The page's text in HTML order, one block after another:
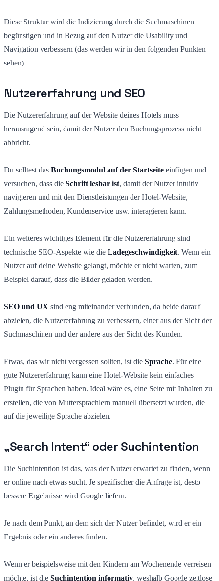
Diese Struktur wird die Indizierung durch die Suchmaschinen
begünstigen und in Bezug auf den Nutzer die Usability und
Navigation verbessern (das werden wir in den folgenden Punkten
sehen).
Nutzererfahrung und SEO
Die Nutzererfahrung auf der Website deines Hotels muss
herausragend sein, damit der Nutzer den Buchungsprozess nicht
abbricht.
Du solltest das Buchungsmodul auf der Startseite einfügen und
versuchen, dass die Schrift lesbar ist, damit der Nutzer intuitiv
navigieren und mit den Dienstleistungen der Hotel-Website,
Zahlungsmethoden, Kundenservice usw. interagieren kann.
Ein weiteres wichtiges Element für die Nutzererfahrung sind
technische SEO-Aspekte wie die Ladegeschwindigkeit. Wenn ein
Nutzer auf deine Website gelangt, möchte er nicht warten, zum
Beispiel darauf, dass die Bilder geladen werden.
SEO und UX sind eng miteinander verbunden, da beide darauf
abzielen, die Nutzererfahrung zu verbessern, einer aus der Sicht der
Suchmaschinen und der andere aus der Sicht des Kunden.
Etwas, das wir nicht vergessen sollten, ist die Sprache. Für eine
gute Nutzererfahrung kann eine Hotel-Website kein einfaches
Plugin für Sprachen haben. Ideal wäre es, eine Seite mit Inhalten zu
erstellen, die von Muttersprachlern manuell übersetzt wurden, die
auf die jeweilige Sprache abzielen.
„Search Intent“ oder Suchintention
Die Suchintention ist das, was der Nutzer erwartet zu finden, wenn
er online nach etwas sucht. Je spezifischer die Anfrage ist, desto
bessere Ergebnisse wird Google liefern.
Je nach dem Punkt, an dem sich der Nutzer befindet, wird er ein
Ergebnis oder ein anderes finden.
Wenn er beispielsweise mit den Kindern am Wochenende verreisen
möchte, ist die Suchintention informativ, weshalb Google zeitlose